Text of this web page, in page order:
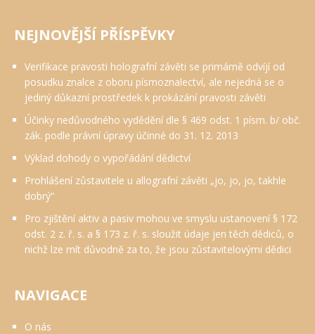
NEJNOVĚJŠÍ PŘÍSPĚVKY
Verifikace pravosti holografní závěti se primárně odvíjí od
posudku znalce z oboru písmoznalectví, ale nejedná se o
jediný důkazní prostředek k prokázání pravosti závěti
Účinky nedůvodného vydědění dle § 469 odst. 1 písm. b/ obč.
zák. podle právní úpravy účinné do 31. 12. 2013
Výklad dohody o vypořádání dědictví
Prohlášení zůstavitele u allografní závěti „jo, jo, jo, takhle
dobrý“
Pro zjištění aktiv a pasiv mohou ve smyslu ustanovení § 172
odst. 2 z. ř. s. a § 173 z. ř. s. sloužit údaje jen těch dědiců, o
nichž lze mít důvodně za to, že jsou zůstavitelovými dědici
NAVIGACE
O nás